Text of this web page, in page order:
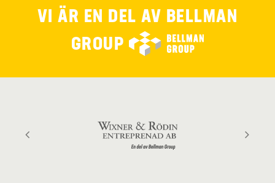
VI ÄR EN DEL AV BELLMAN
GROUP